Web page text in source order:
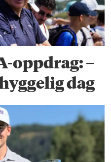
oppdrag: –
dag